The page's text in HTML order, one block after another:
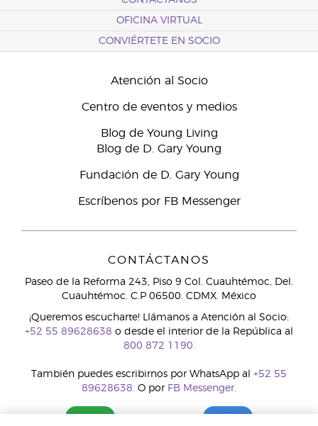
OFICINA VIRTUAL
CONVIÉRTETE EN SOCIO
Atención al Socio
Centro de eventos y medios
Blog de Young Living
Blog de D. Gary Young
Fundación de D. Gary Young
Escríbenos por FB Messenger
CONTÁCTANOS
Paseo de la Reforma 243, Piso 9 Col. Cuauhtémoc, Del.
Cuauhtémoc. C.P 06500. CDMX. México
¡Queremos escucharte! Llámanos a Atención al Socio:
+52 55 89628638 o desde el interior de la República al
800 872 1190.
También puedes escribirnos por WhatsApp al +52 55
89628638. O por FB Messenger.